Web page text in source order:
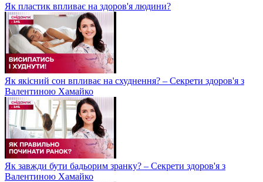
Як пластик впливає на здоров'я людини?
Як якісний сон впливає на схуднення? – Секрети здоров'я з
Валентиною Хамайко
Як завжди бути бадьорим зранку? – Секрети здоров'я з
Валентиною Хамайко